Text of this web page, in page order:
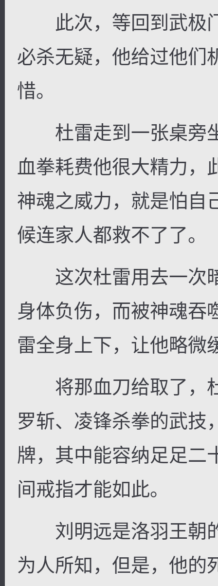
此次，等回到武极
必杀无疑，他给过他们
惜。
杜雷走到一张桌旁
血拳耗费他很大精力，
神魂之威力，就是怕自
候连家人都救不了了。
这次杜雷用去一次
身体负伤，而被神魂吞
雷全身上下，让他略微
将那血刀给取了，
罗斩、凌锋杀拳的武技
牌，其中能容纳足足二
间戒指才能如此。
刘明远是洛羽王朝
为人所知，但是，他的